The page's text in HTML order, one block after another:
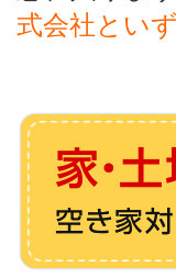
式会社とい